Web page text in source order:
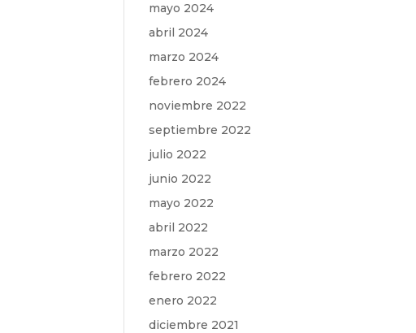
mayo 2024
abril 2024
marzo 2024
febrero 2024
noviembre 2022
septiembre 2022
julio 2022
junio 2022
mayo 2022
abril 2022
marzo 2022
febrero 2022
enero 2022
diciembre 2021